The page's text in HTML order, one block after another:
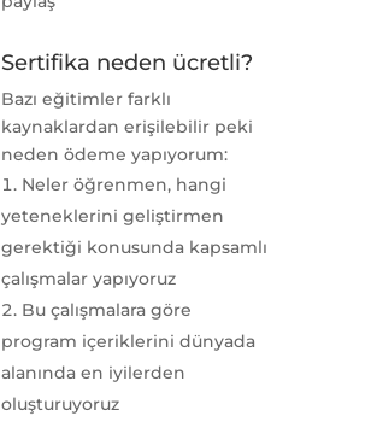
Sertifika neden ücretli?
Bazı eğitimler farklı
kaynaklardan erişilebilir peki
neden ödeme yapıyorum:
Neler öğrenmen, hangi
yeteneklerini geliştirmen
gerektiği konusunda kapsamlı
çalışmalar yapıyoruz
Bu çalışmalara göre
program içeriklerini dünyada
alanında en iyilerden
oluşturuyoruz